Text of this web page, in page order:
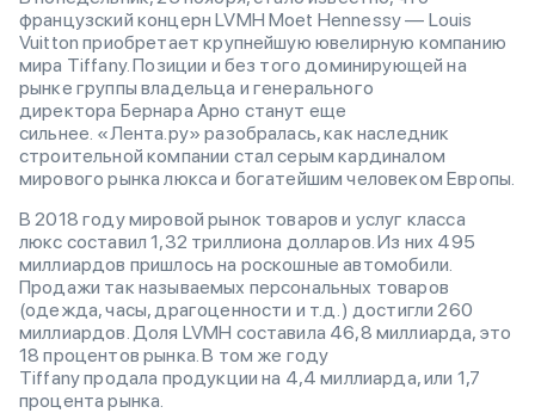
французский концерн LVMH Moet Hennessy — Louis
Vuitton приобретает крупнейшую ювелирную компанию
мира Tiffany. Позиции и без того доминирующей на
рынке группы владельца и генерального
директора Бернара Арно станут еще
сильнее. «Лента.ру» разобралась, как наследник
строительной компании стал серым кардиналом
мирового рынка люкса и богатейшим человеком Европы.
В 2018 году мировой рынок товаров и услуг класса
люкс составил 1,32 триллиона долларов. Из них 495
миллиардов пришлось на роскошные автомобили.
Продажи так называемых персональных товаров
(одежда, часы, драгоценности и т.д.) достигли 260
миллиардов. Доля LVMH составила 46,8 миллиарда, это
18 процентов рынка. В том же году
Tiffany продала продукции на 4,4 миллиарда, или 1,7
процента рынка.